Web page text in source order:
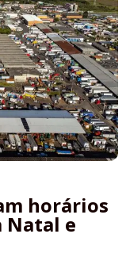
horários
Natal e